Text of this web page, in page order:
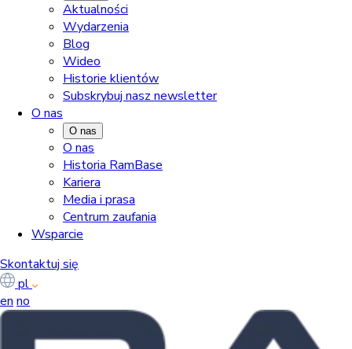
Aktualności
Wydarzenia
Blog
Wideo
Historie klientów
Subskrybuj nasz newsletter
O nas
O nas
O nas
Historia RamBase
Kariera
Media i prasa
Centrum zaufania
Wsparcie
Skontaktuj się
pl
en no